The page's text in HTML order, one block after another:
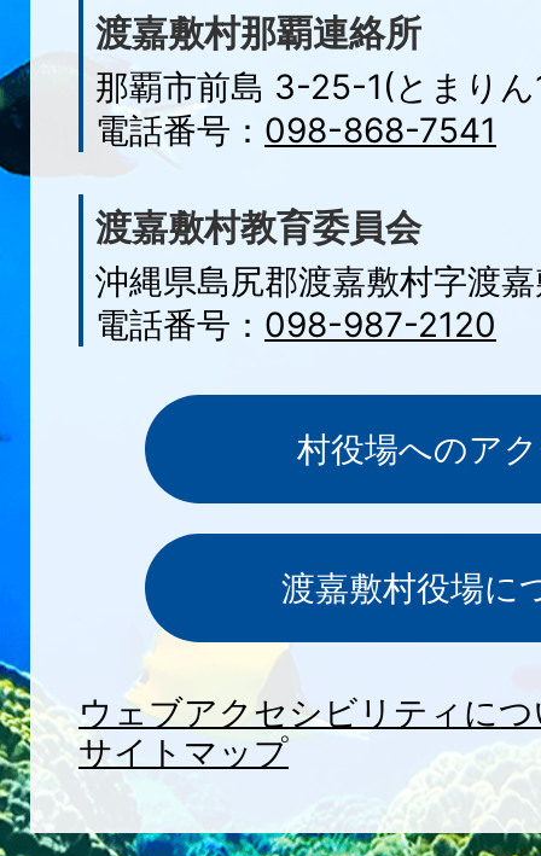
渡嘉敷村那覇連絡所
那覇市前島 3-25-1(とまりん
電話番号： 098-868-7541
渡嘉敷村教育委員会
沖縄県島尻郡渡嘉敷村字渡
電話番号： 098-987-2120
村役場へのア
渡嘉敷村役場に
ウェブアクセシビリティに
サイトマップ